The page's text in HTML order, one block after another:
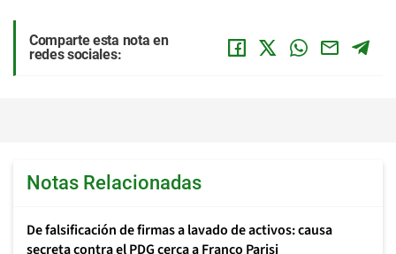
Comparte esta nota en
redes sociales:
Notas Relacionadas
De falsificación de firmas a lavado de activos: causa
secreta contra el PDG cerca a Franco Parisi